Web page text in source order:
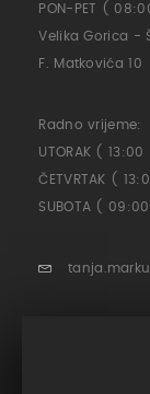
PON-PET (
Velika Gorica -
F. Matkovića 10
Radno vrijeme:
UTORAK (
ČETVRTAK (
SUBOTA (